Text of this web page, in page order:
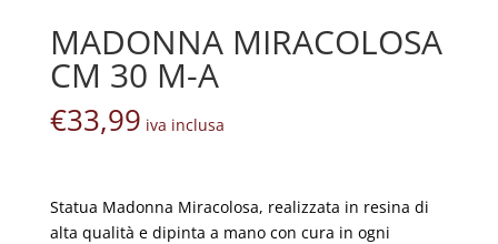
MADONNA MIRACOLOSA
CM 30 M-A
€33,99 iva inclusa
Statua Madonna Miracolosa, realizzata in resina di
alta qualità e dipinta a mano con cura in ogni